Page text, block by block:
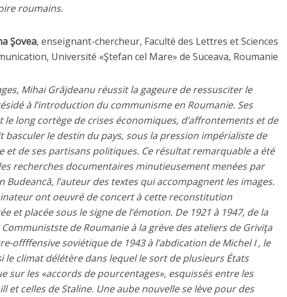
roumains.
Şovea, enseignant-chercheur, Faculté des Lettres et Sciences
Université «Ştefan cel Mare» de Suceava, Roumanie
Mihai Grăjdeanu réussit la gageure de ressusciter le
à l’introduction du communisme en Roumanie. Ses
le long cortège de crises économiques, d’affrontements et de
basculer le destin du pays, sous la pression impérialiste de
et de ses partisans politiques. Ce résultat remarquable a été
recherches documentaires minutieusement menées par
Budeancă, l’auteur des textes qui accompagnent les images.
ont oeuvré de concert à cette reconstitution
et placée sous le signe de l’émotion. De 1921 à 1947, de la
de Roumanie à la grève des ateliers de Griviţa
offffensive soviétique de 1943 à l’abdication de Michel I , le
le climat délétère dans lequel le sort de plusieurs États
sur les «accords de pourcentages», esquissés entre les
et celles de Staline. Une aube nouvelle se lève pour des